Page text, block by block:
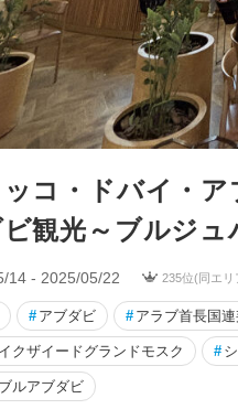
ッコ・ドバイ・
観光～ブルジュ
14 - 2025/05/22 235位(同エリ
# アブダビ # アラブ首長国
クザイードグランドモスク #
ルアブダビ